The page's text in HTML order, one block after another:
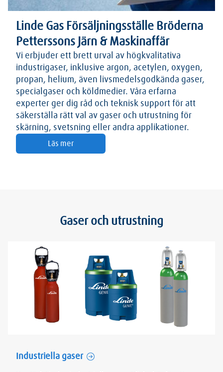
Linde Gas Försäljningsställe Bröderna
Petterssons Järn & Maskinaffär
Vi erbjuder ett brett urval av högkvalitativa
industrigaser, inklusive argon, acetylen, oxygen,
propan, helium, även livsmedelsgodkända gaser,
specialgaser och köldmedier. Våra erfarna
experter ger dig råd och teknisk support för att
säkerställa rätt val av gaser och utrustning för
skärning, svetsning eller andra applikationer.
Läs mer
Gaser och utrustning
Industriella gaser